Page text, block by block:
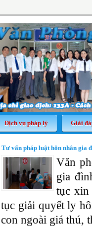
Dịch vụ pháp lý Giải
Tư vấn pháp luật hôn nhân gia
Văn
gia
tục xin
tục giải quyết ly
con ngoài giá thú,